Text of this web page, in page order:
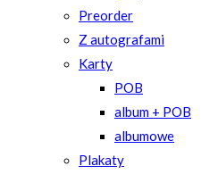
Preorder
Z autografami
Karty
POB
album + POB
albumowe
Plakaty